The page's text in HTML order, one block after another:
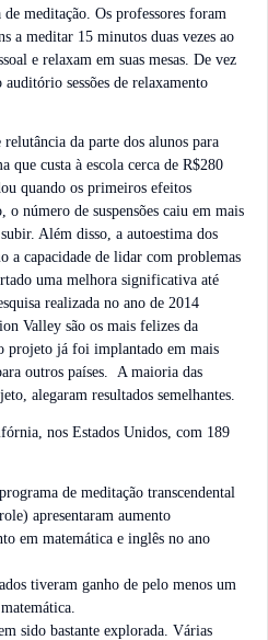
meditação. Os professores foram
a meditar 15 minutos duas vezes ao
e relaxam em suas mesas. De vez
sessões de relaxamento
da parte dos alunos para
que custa à escola cerca de R$280
quando os primeiros efeitos
número de suspensões caiu em mais
Além disso, a autoestima dos
a capacidade de lidar com problemas
uma melhora significativa até
realizada no ano de 2014
Valley são os mais felizes da
projeto já foi implantado em mais
outros países. A maioria das
alegaram resultados semelhantes.
nos Estados Unidos, com 189
de meditação transcendental
apresentaram aumento
em matemática e inglês no ano
tiveram ganho de pelo menos um
sido bastante explorada. Várias